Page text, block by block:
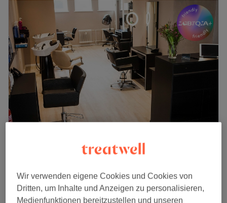
Hairreinspaziert
3874 Bewertungen
Damen - Treatment (Haarkur)
10 Min.
7 €
Wir verwenden eigene Cookies und Cookies von
Dritten, um Inhalte und Anzeigen zu personalisieren,
Medienfunktionen bereitzustellen und unseren